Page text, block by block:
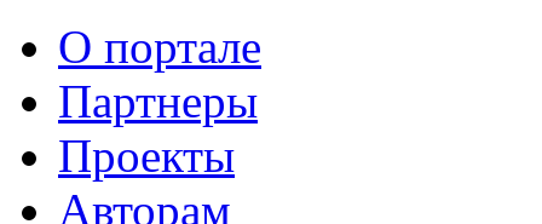
О портале
Партнеры
Проекты
Авторам